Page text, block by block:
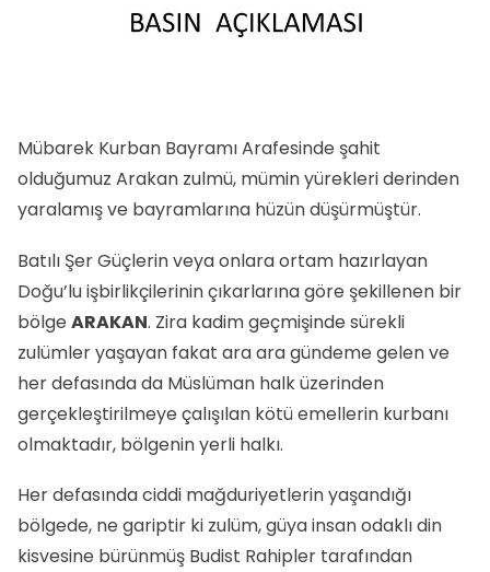
Mübarek Kurban Bayramı Arafesinde şahit
olduğumuz Arakan zulmü, mümin yürekleri derinden
yaralamış ve bayramlarına hüzün düşürmüştür.
Batılı Şer Güçlerin veya onlara ortam hazırlayan
Doğu’lu işbirlikçilerinin çıkarlarına göre şekillenen bir
bölge ARAKAN. Zira kadim geçmişinde sürekli
zulümler yaşayan fakat ara ara gündeme gelen ve
her defasında da Müslüman halk üzerinden
gerçekleştirilmeye çalışılan kötü emellerin kurbanı
olmaktadır, bölgenin yerli halkı.
Her defasında ciddi mağduriyetlerin yaşandığı
bölgede, ne gariptir ki zulüm, güya insan odaklı din
kisvesine bürünmüş Budist Rahipler tarafından